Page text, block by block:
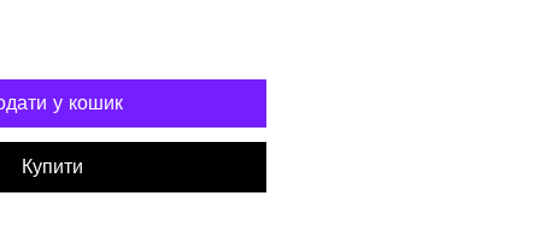
у кошик
Купити